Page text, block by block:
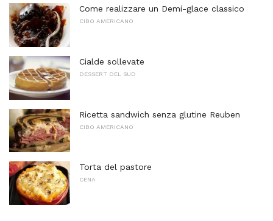
Come realizzare un Demi-glace classico
CIBO AMERICANO
Cialde sollevate
DESSERT DEL SUD
Ricetta sandwich senza glutine Reuben
CIBO AMERICANO
Torta del pastore
CENA